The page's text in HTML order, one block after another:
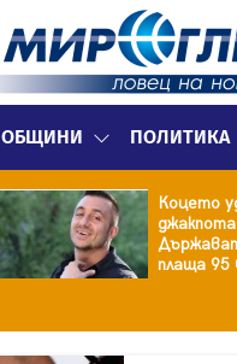
ОБЩИНИ ПОЛИТИКА
Коцето
плаща 95